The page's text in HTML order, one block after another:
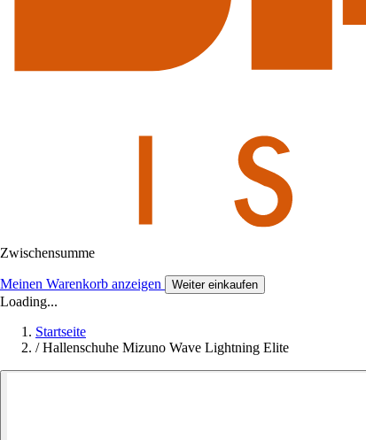
Zwischensumme
Meinen Warenkorb anzeigen Weiter einkaufen
Loading...
Startseite
/ Hallenschuhe Mizuno Wave Lightning Elite